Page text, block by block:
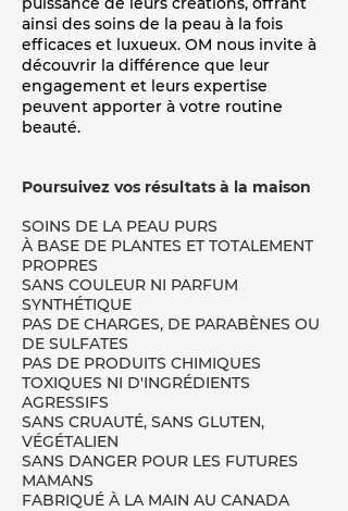
ainsi des soins de la peau à la fois
efficaces et luxueux. OM nous invite à
découvrir la différence que leur
engagement et leurs expertise
peuvent apporter à votre routine
beauté.
Poursuivez vos résultats à la maison
SOINS DE LA PEAU PURS
À BASE DE PLANTES ET TOTALEMENT
PROPRES
SANS COULEUR NI PARFUM
SYNTHÉTIQUE
PAS DE CHARGES, DE PARABÈNES OU
DE SULFATES
PAS DE PRODUITS CHIMIQUES
TOXIQUES NI D'INGRÉDIENTS
AGRESSIFS
SANS CRUAUTÉ, SANS GLUTEN,
VÉGÉTALIEN
SANS DANGER POUR LES FUTURES
MAMANS
FABRIQUÉ À LA MAIN AU CANADA